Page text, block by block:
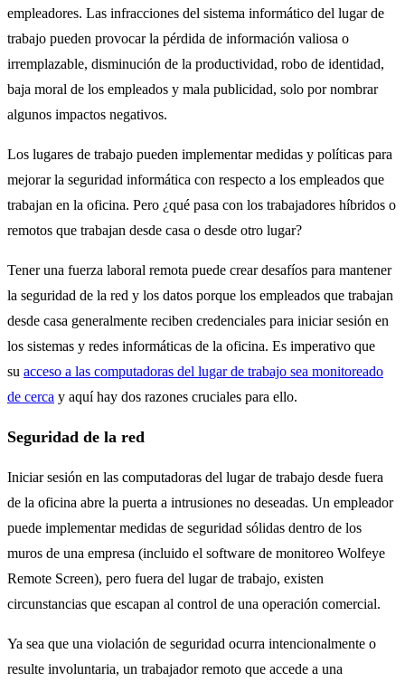
empleadores. Las infracciones del sistema informático del lugar de
trabajo pueden provocar la pérdida de información valiosa o
irremplazable, disminución de la productividad, robo de identidad,
baja moral de los empleados y mala publicidad, solo por nombrar
algunos impactos negativos.
Los lugares de trabajo pueden implementar medidas y políticas para
mejorar la seguridad informática con respecto a los empleados que
trabajan en la oficina. Pero ¿qué pasa con los trabajadores híbridos o
remotos que trabajan desde casa o desde otro lugar?
Tener una fuerza laboral remota puede crear desafíos para mantener
la seguridad de la red y los datos porque los empleados que trabajan
desde casa generalmente reciben credenciales para iniciar sesión en
los sistemas y redes informáticas de la oficina. Es imperativo que
su acceso a las computadoras del lugar de trabajo sea monitoreado
de cerca y aquí hay dos razones cruciales para ello.
Seguridad de la red
Iniciar sesión en las computadoras del lugar de trabajo desde fuera
de la oficina abre la puerta a intrusiones no deseadas. Un empleador
puede implementar medidas de seguridad sólidas dentro de los
muros de una empresa (incluido el software de monitoreo Wolfeye
Remote Screen), pero fuera del lugar de trabajo, existen
circunstancias que escapan al control de una operación comercial.
Ya sea que una violación de seguridad ocurra intencionalmente o
resulte involuntaria, un trabajador remoto que accede a una